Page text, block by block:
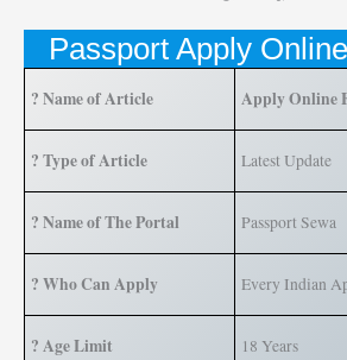
Passport Apply
? Name of Article Apply Online
? Type of Article Latest Update
? Name of The Portal Passport Sewa
? Who Can Apply Every Indian
? Age Limit 18 Years